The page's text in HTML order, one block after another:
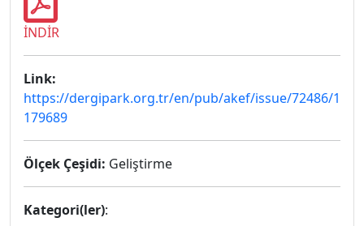
İNDİR
Link:
https://dergipark.org.tr/en/pub/akef/issue/72486/1
179689
Ölçek Çeşidi: Geliştirme
Kategori(ler):